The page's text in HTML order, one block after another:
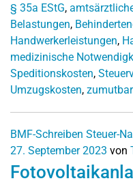
§ 35a EStG,
Belastungen,
Handwerkerleistungen,
medizinische
Speditionskosten,
Umzugskosten,
BMF-Schreiben Steuer-
27. September 2023 von